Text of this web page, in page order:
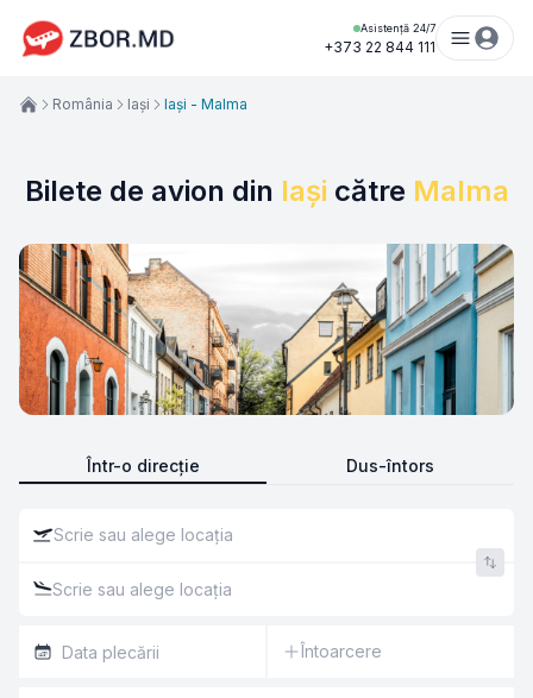
Asistență 24/7
+373 22 844 111
Bilete de avion din Iași către Malma
Într-o direcție Dus-întors
Întoarcere
România Iași Iași - Malma